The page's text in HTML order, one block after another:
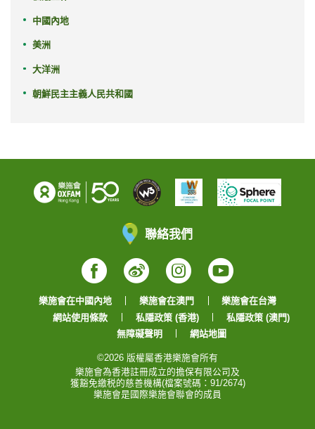
中國內地
美洲
大洋洲
朝鮮民主主義人民共和國
聯絡我們
Facebook
WeiboInstagram
YouTube
樂施會在中國內地 樂施會在澳門
樂施會在台灣
網站使用條款
私隱政策 (香港)
私隱政策 (澳門)
無障礙聲明
網站地圖
©2026 版權屬香港樂施會所有
樂施會為香港註冊成立的擔保有限公司及
獲豁免繳税的慈善機構(檔案號碼：91/2674)
樂施會是國際樂施會聯會的成員